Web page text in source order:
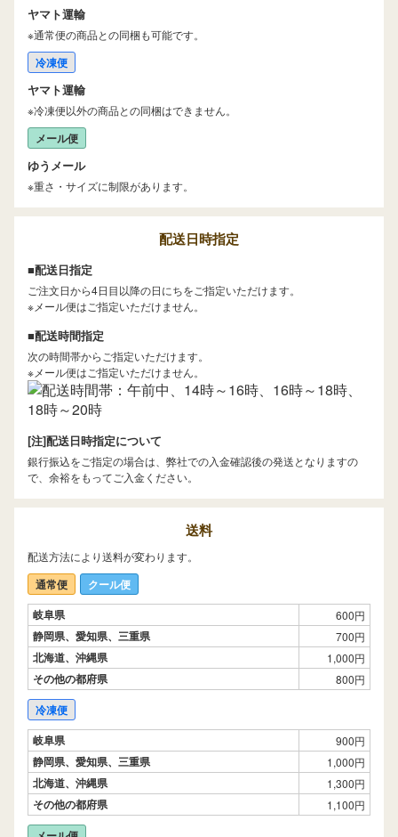
ヤマト運輸
※通常便の商品との同梱も可能です。
冷凍便
ヤマト運輸
※冷凍便以外の商品との同梱はできません。
メール便
ゆうメール
※重さ・サイズに制限があります。
配送日時指定
■配送日指定
ご注文日から4日目以降の日にちをご指定いただけます。
※メール便はご指定いただけません。
■配送時間指定
次の時間帯からご指定いただけます。
※メール便はご指定いただけません。
[注]配送日時指定について
銀行振込をご指定の場合は、弊社での入金確認後の発送となりますの
で、余裕をもってご入金ください。
送料
配送方法により送料が変わります。
通常便
クール便
岐阜県
600円
静岡県、愛知県、三重県 700円
北海道、沖縄県 1,000円
その他の都府県 800円
冷凍便
岐阜県
900円
静岡県、愛知県、三重県 1,000円
北海道、沖縄県 1,300円
その他の都府県 1,100円